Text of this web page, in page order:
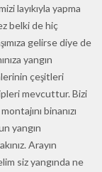
layıkıyla yapma
belki de hiç
gelirse diye de
yangın
çeşitleri
mevcuttur. Bizi
binanızı
yangın
Arayın
siz yangında ne